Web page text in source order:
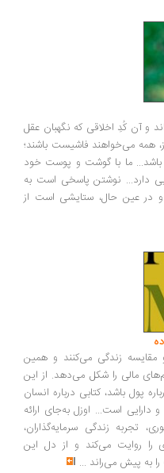
اخلاقی که نگهبان عقل
فاشیست باشند؛
ما با گوشت و پوست خود
نوشتن پاسخی است به
حال، ستایشی است از
زندگی می‌کنند و همین
را شکل می‌دهد. از این
کتابی درباره انسان
است... اوزل به‌جای ارائه
زندگی سرمایه‌گذاران،
روایت می‌کند و از دل این
می‌راند...